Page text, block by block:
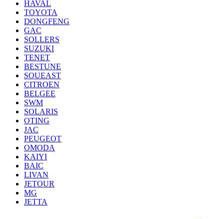
HAVAL
TOYOTA
DONGFENG
GAC
SOLLERS
SUZUKI
TENET
BESTUNE
SOUEAST
CITROEN
BELGEE
SWM
SOLARIS
OTING
JAC
PEUGEOT
OMODA
KAIYI
BAIC
LIVAN
JETOUR
MG
JETTA